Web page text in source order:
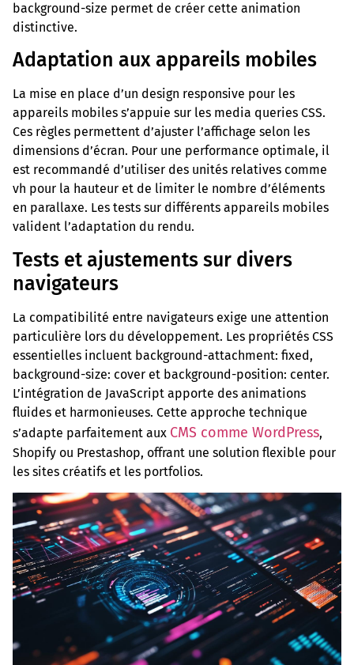
background-size permet de créer cette animation
distinctive.
Adaptation aux appareils mobiles
La mise en place d’un design responsive pour les
appareils mobiles s’appuie sur les media queries CSS.
Ces règles permettent d’ajuster l’affichage selon les
dimensions d’écran. Pour une performance optimale, il
est recommandé d’utiliser des unités relatives comme
vh pour la hauteur et de limiter le nombre d’éléments
en parallaxe. Les tests sur différents appareils mobiles
valident l’adaptation du rendu.
Tests et ajustements sur divers
navigateurs
La compatibilité entre navigateurs exige une attention
particulière lors du développement. Les propriétés CSS
essentielles incluent background-attachment: fixed,
background-size: cover et background-position: center.
L’intégration de JavaScript apporte des animations
fluides et harmonieuses. Cette approche technique
s’adapte parfaitement aux CMS comme WordPress,
Shopify ou Prestashop, offrant une solution flexible pour
les sites créatifs et les portfolios.